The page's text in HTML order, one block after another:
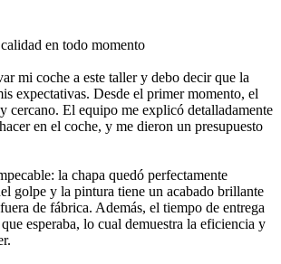
en todo momento
mi coche a este taller y debo decir que la
expectativas. Desde el primer momento, el
cercano. El equipo me explicó detalladamente
en el coche, y me dieron un presupuesto
la chapa quedó perfectamente
golpe y la pintura tiene un acabado brillante
de fábrica. Además, el tiempo de entrega
esperaba, lo cual demuestra la eficiencia y